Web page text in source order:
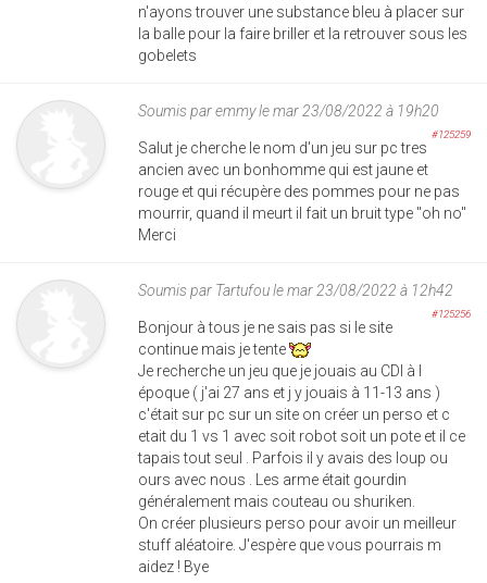
n'ayons trouver une substance bleu à placer sur
la balle pour la faire briller et la retrouver sous les
gobelets
Soumis paremmyle mar 23/08/2022 à 19h20
#125259
Salut je cherche le nom d'un jeu sur pc tres
ancien avec un bonhomme qui est jaune et
rouge et qui récupère des pommes pour ne pas
mourrir, quand il meurt il fait un bruit type "oh no"
Merci
Soumis par Tartufoule mar 23/08/2022 à 12h42
#125256
Bonjour à tous je ne sais pas si le site
continue mais je tente
Je recherche un jeu que je jouais au CDI à l
époque ( j'ai 27 ans et j y jouais à 11-13 ans )
c'était sur pc sur un site on créer un perso et c
etait du 1 vs 1 avec soit robot soit un pote et il ce
tapais tout seul . Parfois il y avais des loup ou
ours avec nous . Les arme était gourdin
généralement mais couteau ou shuriken.
On créer plusieurs perso pour avoir un meilleur
stuff aléatoire. J'espère que vous pourrais m
aidez ! Bye